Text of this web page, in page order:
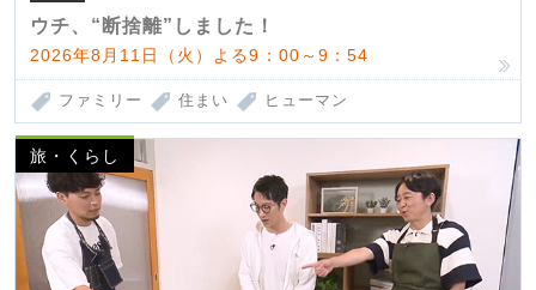
ウチ、“断捨離”しました！
2026年8月11日（火）よる9：00～9：54
ファミリー 住まい ヒューマン
旅・くらし